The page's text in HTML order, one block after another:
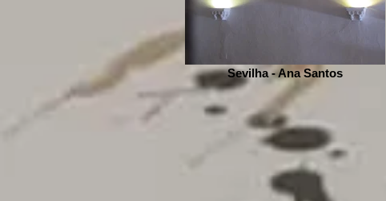
Sevilha - Ana Santos